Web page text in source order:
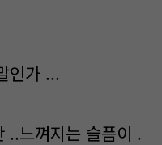
인가 ...
..느껴지는 슬픔이 .